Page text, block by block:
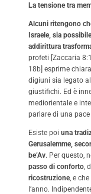
La tensione tra
Alcuni ritengono
Israele, sia
addirittura
profeti [Zaccaria
18b] esprime
digiuni sia legato
giustifichi. Ed è
mediorientale e
parlare di una
Esiste poi una
Gerusalemme,
be’Av. Per questo,
passo di conforto,
ricostruzione, e
l’anno.